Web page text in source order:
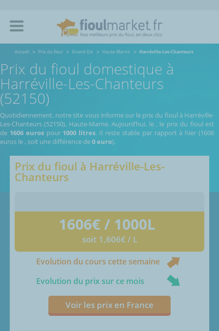
Accueil Prix du fioul Grand-Est Haute-Marne Harréville-Les-Chanteurs
Prix du fioul domestique à
Harréville-Les-Chanteurs
(52150)
Quotidiennement, notre site vous informe sur le prix du fioul à Harréville-
Les-Chanteurs (52150), Haute-Marne.Aujourd’hui, le, le prix du fioul est
de 1606 eurospour 1000 litres. Il reste stable par rapport à hier (1606
euros le , soit une différence de0 euro).
Prix du fioul à Harréville-Les-
Chanteurs
1606€ / 1000L
soit 1,606€ / L
Evolution du cours cette semaine
Evolution du prix sur ce mois
Voir les prix en France